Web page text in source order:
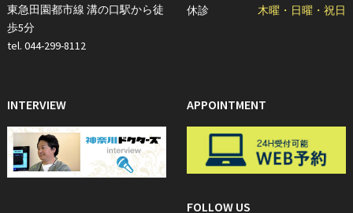
東急田園都市線 溝の口駅から徒
歩5分
tel. 044-299-8112
休診 木曜・日曜・祝日
INTERVIEW APPOINTMENT
FOLLOW US